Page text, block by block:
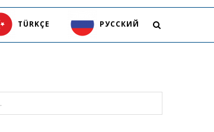
TÜRKÇE PУССКИЙ